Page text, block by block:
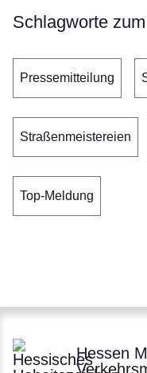
Schlagworte
Pressemitteilung
Straßenmeistereien
Top-Meldung
Hessen